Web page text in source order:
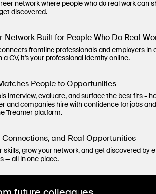
network where people who do real work can
discovered.
Network Built for People Who Do Real
frontline professionals and employers in
a CV, it's your professional identity online.
People to Opportunities
interview, evaluate, and surface the best fits -
and companies hire with confidence for jobs
Treamer platform.
Connections, and Real Opportunities
skills, grow your network, and get discovered by
— all in one place.